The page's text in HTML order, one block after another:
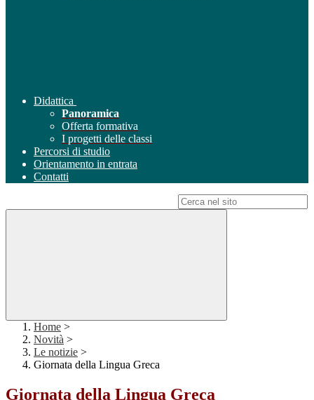
Didattica
Panoramica
Offerta formativa
I progetti delle classi
Percorsi di studio
Orientamento in entrata
Contatti
Home >
Novità >
Le notizie >
Giornata della Lingua Greca
Giornata della Lingua Greca